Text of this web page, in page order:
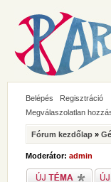
Belépés
Regisztráció
Megválaszolatlan
Fórum kezdőlap »
Moderátor: admin